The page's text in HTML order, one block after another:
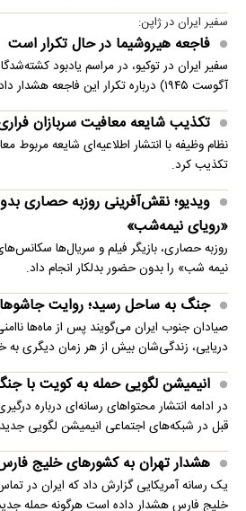
سفیر ایران در ژاپن:
فاجعه هیروشیما در حال تکرار است
آگوست ۱۹۴۵) درباره تکرار این فاجعه هشدار داد.
تکذیب شایعه معافیت سربازان
نظام وظیفه با انتشار اطلاعیه‌ای شایعه مربوط
تکذیب کرد.
ویدیو؛ نقش‌آفرینی روزبه حصاری
«رویای نیمه‌شب»
روزبه حصاری، بازیگر فیلم و سریال‌ها
نیمه شب» را بدون حضور بدلکار انجام داد.
جنگ به ساحل رسید؛ روایت
صیادان جنوب ایران می‌گویند پس از ماه‌ها
دریایی، زندگی‌شان بیش از هر زمان دیگری به
انیمیشن لگویی حمله به کویت با
در ادامه انتشار محتواهای رسانه‌ای درباره
قبل در شبکه‌های اجتماعی انیمیشن لگویی
هشدار تهران به کشورهای خلیج
یک رسانه آمریکایی گزارش داد که ایران در
خلیج فارس هشدار داده است هرگونه حمله